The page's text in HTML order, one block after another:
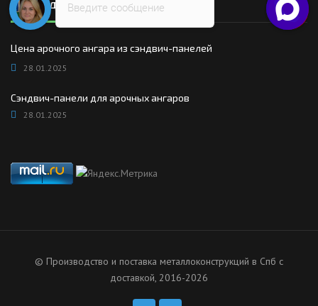
Последние новости
Цена арочного ангара из сэндвич-панелей
28.01.2025
Сэндвич-панели для арочных ангаров
28.01.2025
© Производство и поставка металлоконструкций в Спб с
доставкой, 2016-2026
Введите сообщение